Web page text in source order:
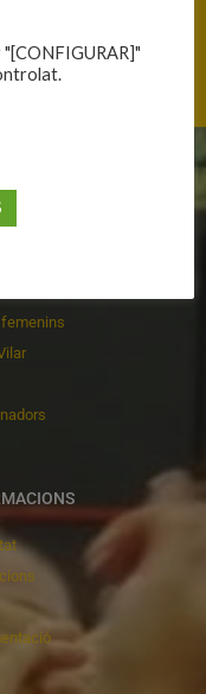
Catalunya
masculí